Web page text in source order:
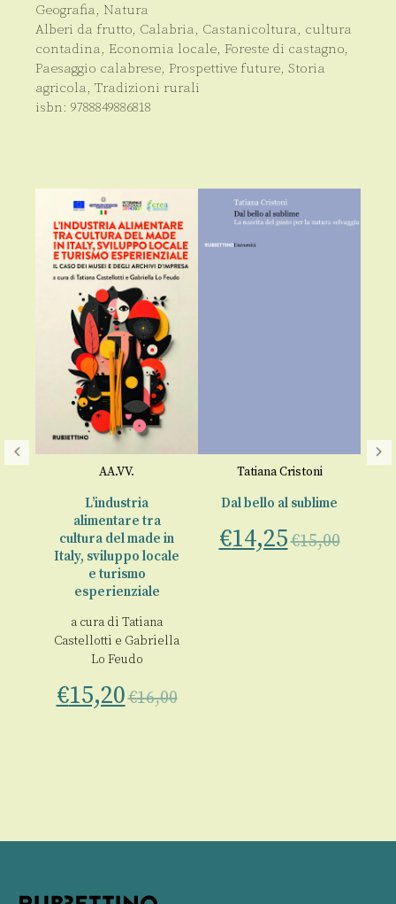
Geografia, Natura
Alberi da frutto, Calabria, Castanicoltura, cultura
contadina, Economia locale, Foreste di castagno,
Paesaggio calabrese, Prospettive future, Storia
agricola, Tradizioni rurali
isbn: 9788849886818
AA.VV.
L’industria
alimentare tra
cultura del made in
Italy, sviluppo locale
e turismo
esperienziale
a cura di Tatiana
Castellotti e Gabriella
Lo Feudo
€15,20€16,00
Tatiana Cristoni
Dal bello al sublime
€14,25€15,00
€